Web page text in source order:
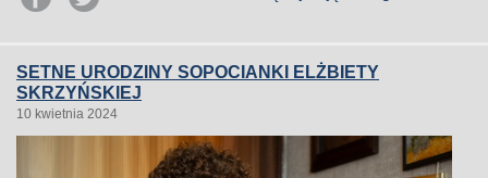
SETNE URODZINY SOPOCIANKI ELŻBIETY
SKRZYŃSKIEJ
10 kwietnia 2024